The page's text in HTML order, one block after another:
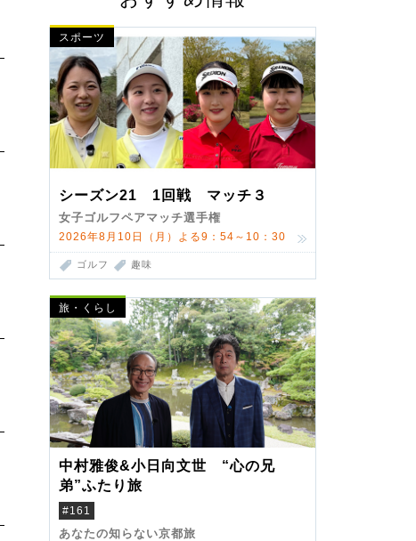
スポーツ
シーズン21 1回戦 マッチ３
女子ゴルフペアマッチ選手権
2026年8月10日（月）よる9：54～10：30
ゴルフ 趣味
旅・くらし
中村雅俊&小日向文世 “心の兄
弟”ふたり旅
#161
あなたの知らない京都旅